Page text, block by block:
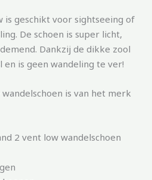
is geschikt voor sightseeing of
De schoen is super licht,
Dankzij de dikke zool
is geen wandeling te ver!
is van het merk
2 vent low wandelschoen